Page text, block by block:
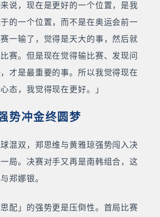
来说，现在是更好的一个位置，是我
的一个位置，而不是在奥运会前一
一输了，觉得是天大的事，然后就
赛。但是现在觉得输比赛、发现问
才是最重要的事。所以我觉得现在
态，我觉得现在更好。」
势冲金终圆梦
混双，郑思维与黄雅琼强势闯入决
局。决赛对手又再是南韩组合，这
郑娜银。
配」的强势更是压倒性。首局比赛